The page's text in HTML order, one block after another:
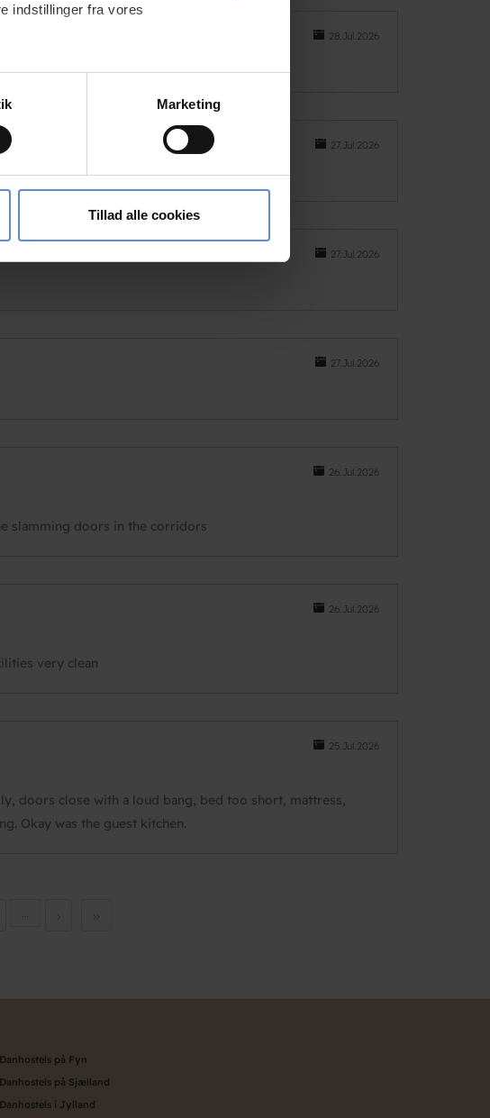
indstillinger fra vores
for få meter
til sociale medier og til at analysere
partnere inden for sociale medier,
Marketing
Tillad alle cookies
28.Jul.2026
27.Jul.2026
27.Jul.2026
27.Jul.2026
26.Jul.2026
slamming doors in the corridors
26.Jul.2026
very clean
25.Jul.2026
doors close with a loud bang, bed too short, mattress,
Okay was the guest kitchen.
Danhostels på Fyn
Danhostels på Sjælland
Danhostels i Jylland